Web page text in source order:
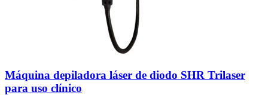
Máquina depiladora láser de diodo SHR Trilaser
para uso clínico